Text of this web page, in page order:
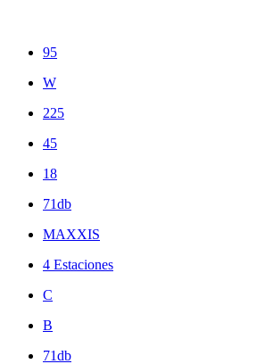
95
W
225
45
18
71db
MAXXIS
4 Estaciones
C
B
71db